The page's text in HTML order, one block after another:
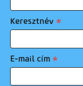
Keresztnév
E-mail cím